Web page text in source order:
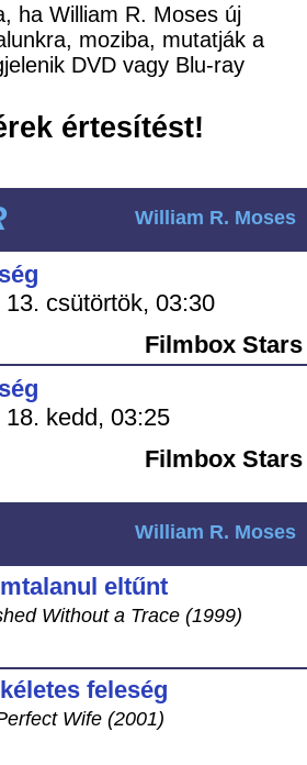
ha William R. Moses új
moziba, mutatják a
DVD vagy Blu-ray
értesítést!
William R. Moses
csütörtök, 03:30
Filmbox Stars
kedd, 03:25
Filmbox Stars
William R. Moses
eltűnt
Without a Trace (1999)
feleség
Wife (2001)